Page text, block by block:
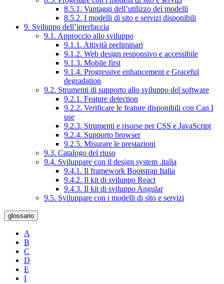
8.5.1. Vantaggi dell’utilizzo dei modelli
8.5.2. I modelli di sito e servizi disponibili
9. Sviluppo dell’interfaccia
9.1. Approccio allo sviluppo
9.1.1. Attività preliminari
9.1.2. Web design responsivo e accessibile
9.1.3. Mobile first
9.1.4. Progressive enhancement e Graceful
degradation
9.2. Strumenti di supporto allo sviluppo del software
9.2.1. Feature detection
9.2.2. Verificare le feature disponibili con Can I
use
9.2.3. Strumenti e risorse per CSS e JavaScript
9.2.4. Supporto browser
9.2.5. Misurare le prestazioni
9.3. Catalogo del riuso
9.4. Sviluppare con il design system .italia
9.4.1. Il framework Bootstrap Italia
9.4.2. Il kit di sviluppo React
9.4.3. Il kit di sviluppo Angular
9.5. Sviluppare con i modelli di sito e servizi
glossario
A
B
C
D
E
I